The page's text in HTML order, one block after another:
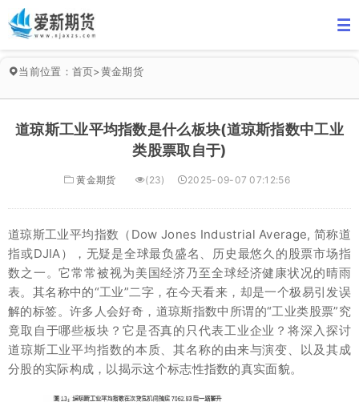
当前位置： 首页>黄金期货
道琼斯工业平均指数是什么板块(道琼斯指数中工业
类股票取自于)
黄金期货 (23) 2025-09-07 07:12:56
道琼斯工业平均指数（Dow Jones Industrial Average, 简称道
指或DJIA），无疑是全球最负盛名、历史最悠久的股票市场指
数之一。它常常被视为美国经济乃至全球经济健康状况的晴雨
表。其名称中的“工业”二字，在今天看来，却是一个极易引发误
解的标签。许多人会好奇，道琼斯指数中所谓的“工业类股票”究
竟取自于哪些板块？它是否真的只代表工业企业？将深入探讨
道琼斯工业平均指数的本质、其名称的由来与演变、以及其成
分股的实际构成，以揭示这个标志性指数的真实面貌。